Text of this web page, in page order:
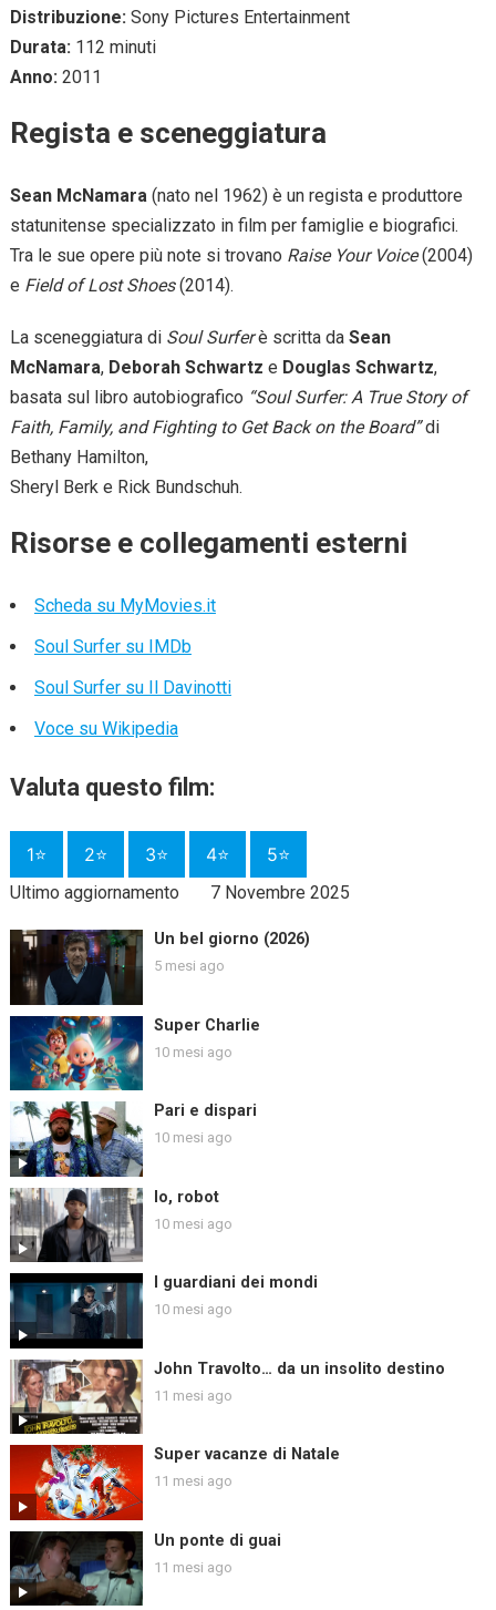
Distribuzione:Sony Pictures Entertainment
Durata:112 minuti
Anno:2011
Regista e sceneggiatura
Sean McNamara(nato nel 1962) è un regista e produttore
statunitense specializzato in film per famiglie e biografici.
Tra le sue opere più note si trovano Raise Your Voice(2004)
e Field of Lost Shoes(2014).
La sceneggiatura di Soul Surferè scritta da Sean
McNamara, Deborah Schwartz e Douglas Schwartz,
basata sul libro autobiografico “Soul Surfer: A True Story of
Faith, Family, and Fighting to Get Back on the Board”di
Bethany Hamilton,
Sheryl Berk e Rick Bundschuh.
Risorse e collegamenti esterni
Scheda su MyMovies.it
Soul Surfer su IMDb
Soul Surfer su Il Davinotti
Voce su Wikipedia
Valuta questo film:
1⭐ 2⭐ 3⭐ 4⭐ 5⭐
Ultimo aggiornamento 7 Novembre 2025
Un bel giorno (2026)
5 mesi ago
Super Charlie
10 mesi ago
Pari e dispari
10 mesi ago
Io, robot
10 mesi ago
I guardiani dei mondi
10 mesi ago
John Travolto… da un insolito destino
11 mesi ago
Super vacanze di Natale
11 mesi ago
Un ponte di guai
11 mesi ago